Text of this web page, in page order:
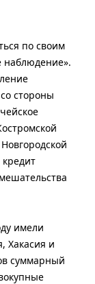
по своим
наблюдение».
стороны
имели
Хакасия и
суммарный